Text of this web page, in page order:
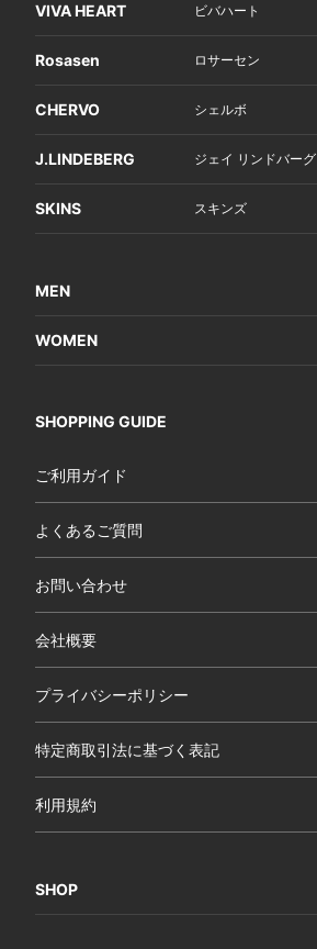
VIVA HEART ビバハート
Rosasen ロサーセン
CHERVO シェルボ
J.LINDEBERG ジェイ リンドバーグ
SKINS スキンズ
MEN
WOMEN
SHOPPING GUIDE
ご利用ガイド
よくあるご質問
お問い合わせ
会社概要
プライバシーポリシー
特定商取引法に基づく表記
利用規約
SHOP